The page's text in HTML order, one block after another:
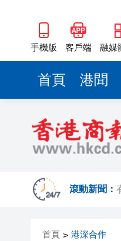
手機版 客戶端 融媒
首頁 港聞
滾動新聞：
首頁 > 港深合作